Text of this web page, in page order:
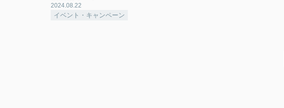
2024.08.22
イベント・キャンペーン